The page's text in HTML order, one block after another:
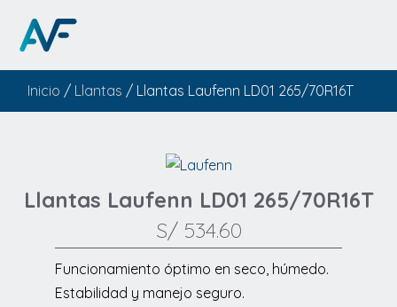
Inicio / Llantas / Llantas Laufenn LD01 265/70R16T
Llantas Laufenn LD01 265/70R16T
S/534.60
Funcionamiento óptimo en seco, húmedo.
Estabilidad y manejo seguro.